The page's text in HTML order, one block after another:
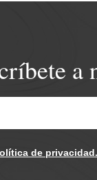
a
de privacidad.